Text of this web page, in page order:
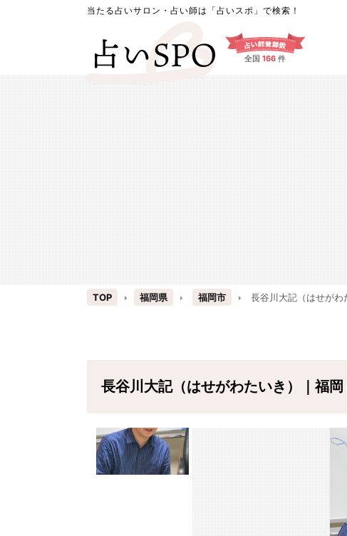
当たる占いサロン・占い師は「占いスポ」で検索！
全国 166 件
TOP 福岡県 福岡市 長谷川大記（はせが
長谷川大記（はせがわたいき）｜福